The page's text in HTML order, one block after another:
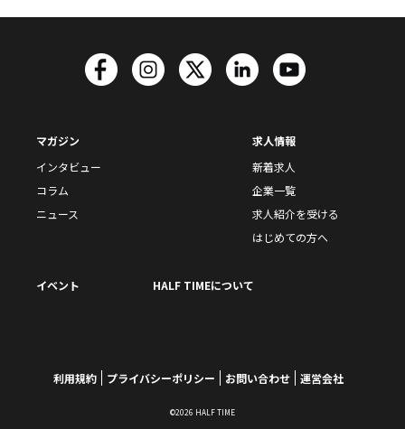
マガジン
インタビュー
コラム
ニュース
求人情報
新着求人
企業一覧
求人紹介を受ける
はじめての方へ
イベント HALF TIMEについて
利用規約 プライバシーポリシー お問い合わせ 運営会社
©2026 HALF TIME